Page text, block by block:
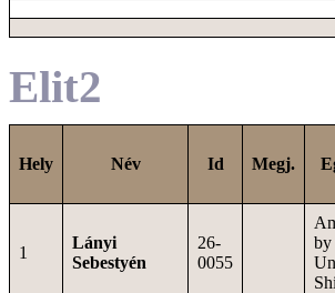
Elit2
Hely Név Id Megj.
1
Lányi
Sebestyén
26-
0055
by